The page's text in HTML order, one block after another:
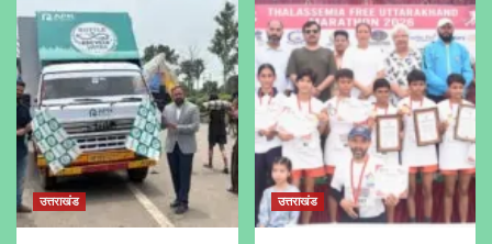
उत्तराखंड उत्तराखंड